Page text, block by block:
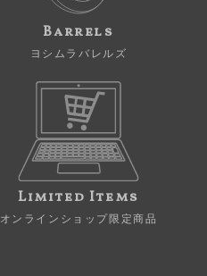
Barrels
ヨシムラバレルズ
Limited Items
オンラインショップ限定商品